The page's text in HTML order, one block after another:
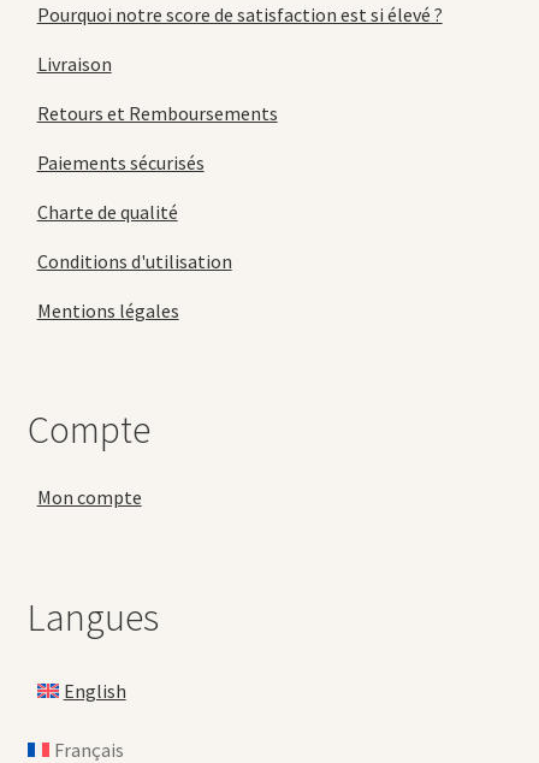
Pourquoi notre score de satisfaction est si élevé ?
Livraison
Retours et Remboursements
Paiements sécurisés
Charte de qualité
Conditions d'utilisation
Mentions légales
Compte
Mon compte
Langues
English
Français